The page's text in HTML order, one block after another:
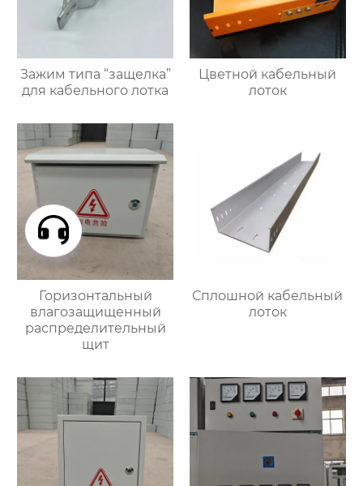
Зажим типа “защелка”
для кабельного лотка
Цветной кабельный
лоток
Горизонтальный
влагозащищенный
распределительный
щит
Сплошной кабельный
лоток